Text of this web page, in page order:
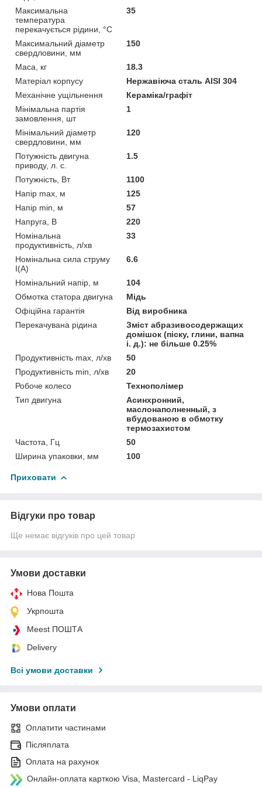
Максимальна
температура
перекачується рідини, °C
35
Максимальний діаметр
свердловини, мм
150
Маса, кг
18.3
Матеріал корпусу
Нержавіюча сталь AISI 304
Механічне ущільнення
Кераміка/графіт
Мінімальна партія
замовлення, шт
1
Мінімальний діаметр
свердловини, мм
120
Потужність двигуна
приводу, л. с.
1.5
Потужність, Вт
1100
Напір max, м
125
Напір min, м
57
Напруга, В
220
Номінальна
продуктивність, л/хв
33
Номінальна сила струму
I(А)
6.6
Номінальний напір, м
104
Обмотка статора двигуна
Мідь
Офіційна гарантія
Від виробника
Перекачувана рідина
Зміст абразивосодержащих
домішок (піску, глини, вапна
і. д.): не більше 0.25%
Продуктивність max, л/хв
50
Продуктивність min, л/хв
20
Робоче колесо
Технополімер
Тип двигуна
Асинхронний,
маслонаполненный, з
вбудованою в обмотку
термозахистом
Частота, Гц
50
Ширина упаковки, мм
100
Приховати
Відгуки про товар
Ще немає відгуків про цей товар
Умови доставки
Нова Пошта
Укрпошта
Meest ПОШТА
Delivery
Всі умови доставки
Умови оплати
Оплатити частинами
Післяплата
Оплата на рахунок
Онлайн-оплата карткою Visa, Mastercard - LiqPay